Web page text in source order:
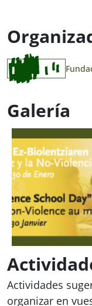
Galería
Actividades
organizar en